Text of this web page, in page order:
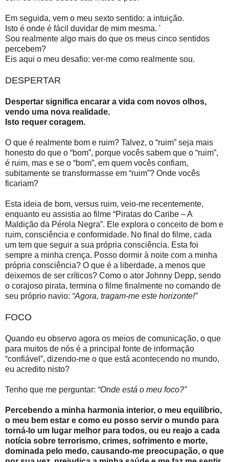
Em seguida, vem o meu sexto sentido: a intuição.
Isto é onde é fácil duvidar de mim mesma. '
Sou realmente algo mais do que os meus cinco sentidos
percebem?
Eis aqui o meu desafio: ver-me como realmente sou.
DESPERTAR
Despertar significa encarar a vida com novos olhos,
vendo uma nova realidade.
Isto requer coragem.
O que é realmente bom e ruim? Talvez, o “ruim” seja mais
honesto do que o “bom”, porque vocês sabem que o “ruim”,
é ruim, mas e se o “bom”, em quem vocês confiam,
subitamente se transformasse em “ruim”? Onde vocês
ficariam?
Esta ideia de bom, versus ruim, veio-me recentemente,
enquanto eu assistia ao filme “Piratas do Caribe – A
Maldição da Pérola Negra”. Ele explora o conceito de bom e
ruim, consciência e conformidade. No final do filme, cada
um tem que seguir a sua própria consciência. Esta foi
sempre a minha crença. Posso dormir à noite com a minha
própria consciência? O que é a liberdade, a menos que
deixemos de ser críticos? Como o ator Johnny Depp, sendo
o corajoso pirata, termina o filme finalmente no comando de
seu próprio navio: “Agora, tragam-me este horizonte!”
FOCO
Quando eu observo agora os meios de comunicação, o que
para muitos de nós é a principal fonte de informação
“confiável”, dizendo-me o que está acontecendo no mundo,
eu acredito nisto?
Tenho que me perguntar: “Onde está o meu foco?”
Percebendo a minha harmonia interior, o meu equilíbrio,
o meu bem estar e como eu posso servir o mundo para
torná-lo um lugar melhor para todos, ou eu reajo a cada
notícia sobre terrorismo, crimes, sofrimento e morte,
dominada pelo medo, causando-me preocupação, o que